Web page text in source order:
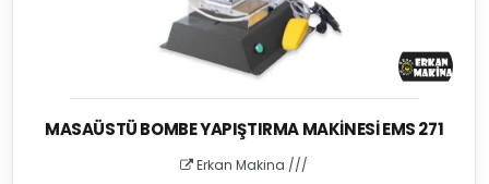
MASAÜSTÜ BOMBE YAPIŞTIRMA MAKINESI EMS 271
Erkan Makina ///